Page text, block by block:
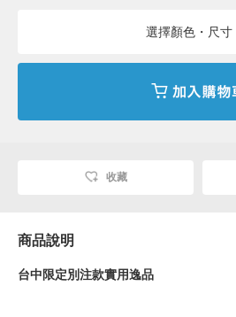
選擇顏色・尺寸
收藏
商品說明
台中限定別注款實用逸品
源自岡山縣倉敷・兒島，結合實用性